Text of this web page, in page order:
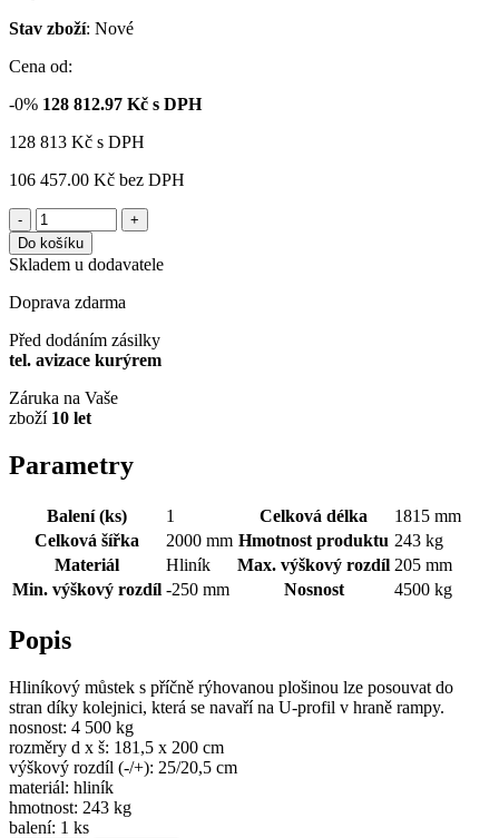
Stav zboží: Nové
Cena od:
-0% 128 812.97 Kč s DPH
128 813 Kč s DPH
106 457.00 Kč bez DPH
-
+
Do košíku
Skladem u dodavatele
Doprava zdarma
Před dodáním zásilky
tel. avizace kurýrem
Záruka na Vaše
zboží 10 let
Parametry
Balení (ks) 1 Celková délka
1815 mm
Celková šířka
2000 mm Hmotnost produktu 243 kg
Materiál
Hliník Max. výškový rozdíl 205 mm
Min. výškový rozdíl -250 mm Nosnost 4500 kg
Popis
Hliníkový můstek s příčně rýhovanou plošinou lze posouvat do
stran díky kolejnici, která se navaří na U-profil v hraně rampy.
nosnost: 4 500 kg
rozměry d x š: 181,5 x 200 cm
výškový rozdíl (-/+): 25/20,5 cm
materiál: hliník
hmotnost: 243 kg
balení: 1 ks